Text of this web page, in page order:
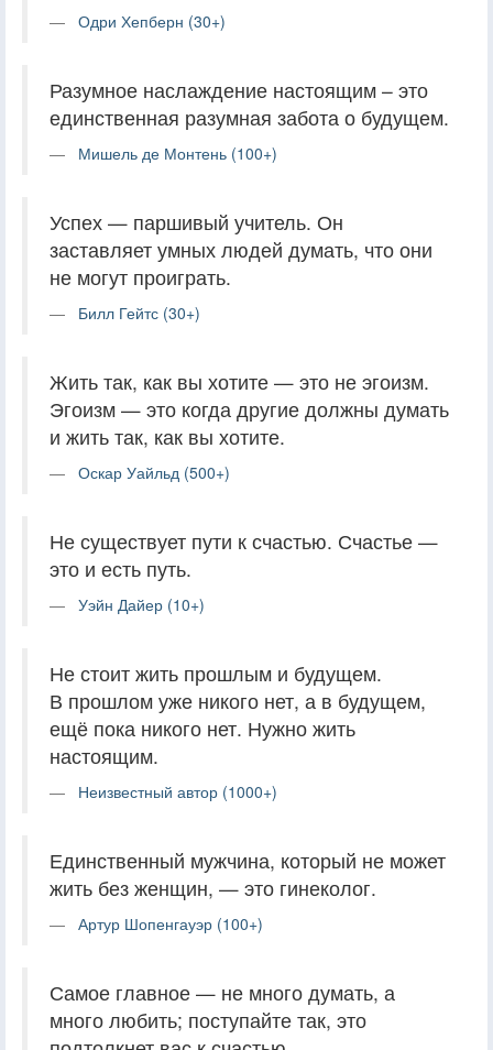
Одри Хепберн (30+)
Разумное наслаждение настоящим – это
единственная разумная забота о будущем.
Мишель де Монтень (100+)
Успех — паршивый учитель. Он
заставляет умных людей думать, что они
не могут проиграть.
Билл Гейтс (30+)
Жить так, как вы хотите — это не эгоизм.
Эгоизм — это когда другие должны думать
и жить так, как вы хотите.
Оскар Уайльд (500+)
Не существует пути к счастью. Счастье —
это и есть путь.
Уэйн Дайер (10+)
Не стоит жить прошлым и будущем.
В прошлом уже никого нет, а в будущем,
ещё пока никого нет. Нужно жить
настоящим.
Неизвестный автор (1000+)
Единственный мужчина, который не может
жить без женщин, — это гинеколог.
Артур Шопенгауэр (100+)
Самое главное — не много думать, а
много любить; поступайте так, это